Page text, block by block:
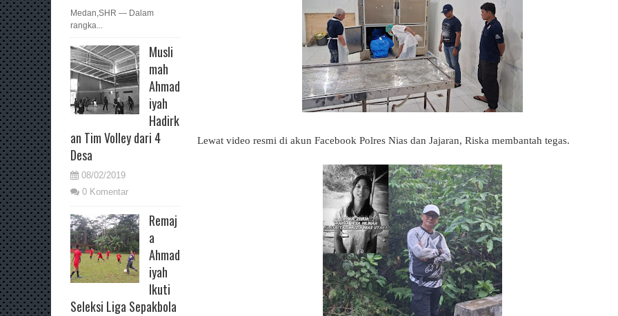
Medan,SHR — Dalam
rangka...
Musli
mah
Ahmad
iyah
Hadirk
an Tim Volley dari 4
Desa
08/02/2019
0 Komentar
Remaj
a
Ahmad
iyah
Ikuti
Seleksi Liga Sepakbola
Lewat video resmi di akun Facebook Polres Nias dan Jajaran, Riska membantah tegas.